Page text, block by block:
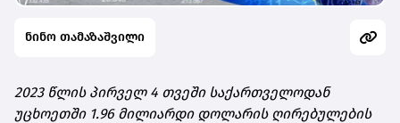
ნინო თამაზაშვილი
2023 წლის პირველ 4 თვეში საქართველოდან
უცხოეთში 1.96 მილიარდი დოლარის ღირებულების